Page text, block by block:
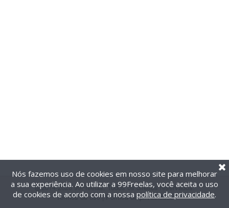
@2014-2026 99Freelas. Todos os direitos reservados.
Termos de uso| Política de privacidade
Nós fazemos uso de cookies em nosso site para melhorar
a sua experiência. Ao utilizar a 99Freelas, você aceita o uso
de cookies de acordo com a nossa política de privacidade.